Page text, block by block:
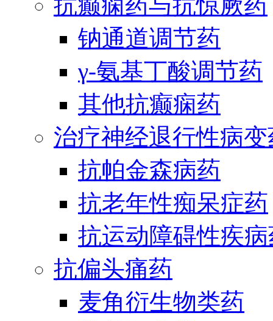
钠通道调节药
γ-氨基丁酸调节药
其他抗癫痫药
治疗神经退行性病
抗帕金森病药
抗老年性痴呆症药
抗运动障碍性疾
抗偏头痛药
麦角衍生物类药